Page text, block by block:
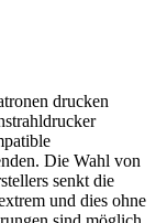
drucken
Die Wahl von
senkt die
und dies ohne